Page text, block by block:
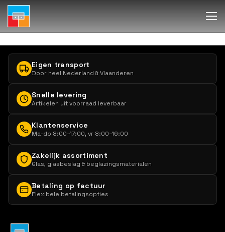
Eigen transport
Door heel Nederland & Vlaanderen
Snelle levering
Artikelen uit voorraad leverbaar
Klantenservice
Ma-do 8:00-17:00, vr 8:00-16:00
Zakelijk assortiment
Glas, glasbeslag & beglazingsmaterialen
Betaling op factuur
Flexibele betalingsopties